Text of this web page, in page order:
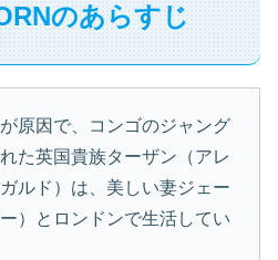
のあらすじ
原因で、コンゴのジャング
た英国貴族ターザン（アレ
ルド）は、美しい妻ジェー
）とロンドンで生活してい